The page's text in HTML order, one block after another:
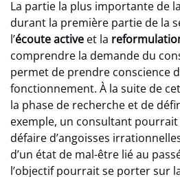
La partie la plus importante de
durant la première partie de la
l’écoute active et la
comprendre la demande du
permet de prendre conscience
fonctionnement. À la suite de
la phase de recherche et de
exemple, un consultant pourrait
défaire d’angoisses
d’un état de mal-être lié au
l’objectif pourrait se porter sur